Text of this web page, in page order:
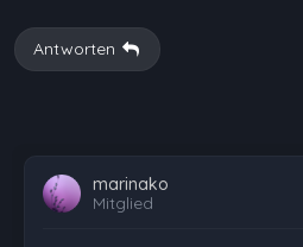
Antworten
marinako
Mitglied